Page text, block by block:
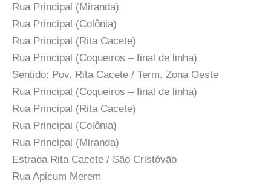
Rua Principal (Miranda)
Rua Principal (Colônia)
Rua Principal (Rita Cacete)
Rua Principal (Coqueiros – final de linha)
Sentido: Pov. Rita Cacete / Term. Zona Oeste
Rua Principal (Coqueiros – final de linha)
Rua Principal (Rita Cacete)
Rua Principal (Colônia)
Rua Principal (Miranda)
Estrada Rita Cacete / São Cristóvão
Rua Apicum Merem